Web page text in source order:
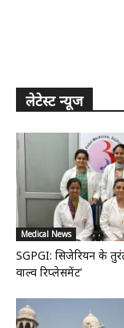
लेटेस्ट न्यूज
Medical News
SGPGI: सिजेरियन के
वाल्व रिप्लेसमेंट’